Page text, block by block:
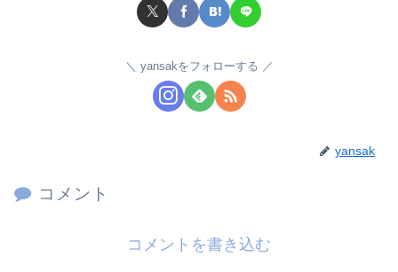
yansakをフォローする
yansak
コメント
コメントを書き込む